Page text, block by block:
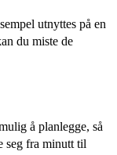
utnyttes på en
du miste de
å planlegge, så
seg fra minutt til